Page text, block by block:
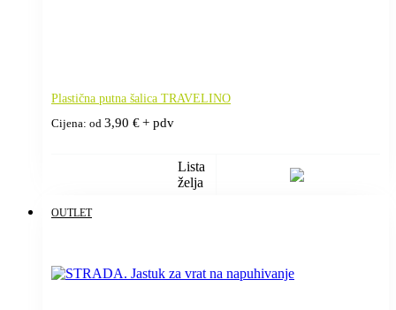
Plastična putna šalica TRAVELINO
Cijena: od 3,90 €+ pdv
Lista
želja
OUTLET